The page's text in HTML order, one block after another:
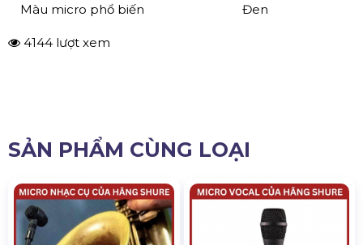
Màu micro phổ biến Đen
4144 lượt xem
SẢN PHẨM CÙNG LOẠI